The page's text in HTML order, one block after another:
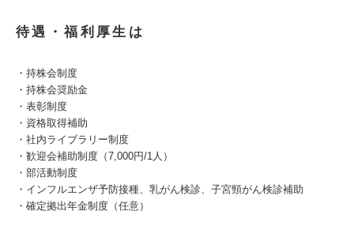
待遇・福利厚生は
・持株会制度
・持株会奨励金
・表彰制度
・資格取得補助
・社内ライブラリー制度
・歓迎会補助制度（7,000円/1人）
・部活動制度
・インフルエンザ予防接種、乳がん検診、子宮頸がん検診補助
・確定拠出年金制度（任意）